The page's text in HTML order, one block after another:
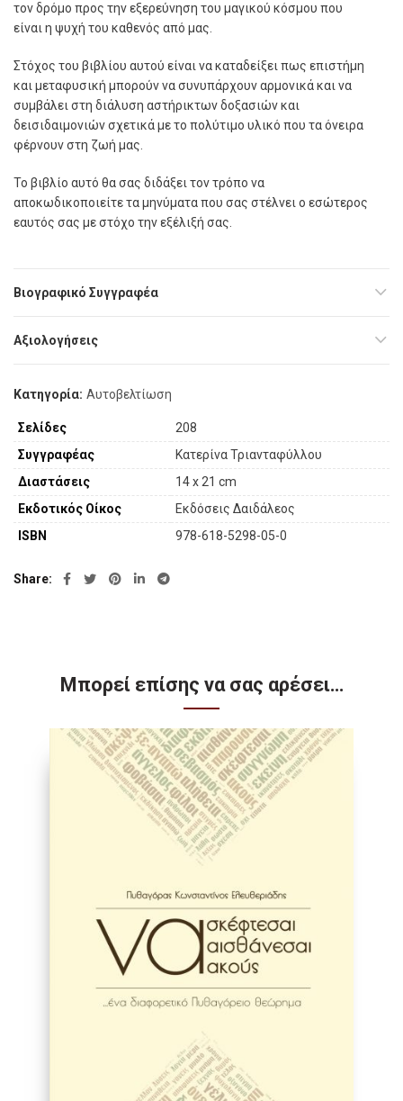
τον δρόμο προς την εξερεύνηση του μαγικού κόσμου που
είναι η ψυχή του καθενός από μας.
Στόχος του βιβλίου αυτού είναι να καταδείξει πως επιστήμη
και μεταφυσική μπορούν να συνυπάρχουν αρμονικά και να
συμβάλει στη διάλυση αστήρικτων δοξασιών και
δεισιδαιμονιών σχετικά με το πολύτιμο υλικό που τα όνειρα
φέρνουν στη ζωή μας.
Το βιβλίο αυτό θα σας διδάξει τον τρόπο να
αποκωδικοποιείτε τα μηνύματα που σας στέλνει ο εσώτερος
εαυτός σας με στόχο την εξέλιξή σας.
Βιογραφικό Συγγραφέα
Αξιολογήσεις
Κατηγορία: Αυτοβελτίωση
Σελίδες
208
Συγγραφέας
Κατερίνα Τριανταφύλλου
Διαστάσεις
14 x 21 cm
Εκδοτικός Οίκος
Εκδόσεις Δαιδάλεος
ISBN
978-618-5298-05-0
Share
Μπορεί επίσης να σας αρέσει…